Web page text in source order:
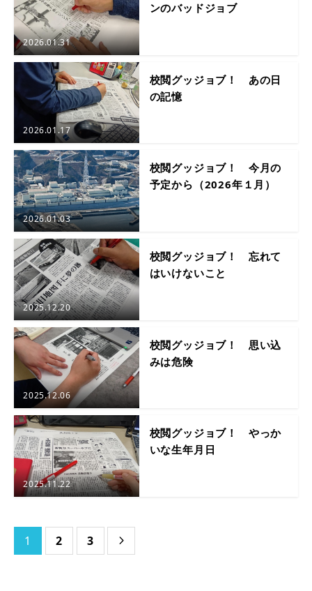
2026.01.31
ンのバッドジョブ
2026.01.17
校閲グッジョブ！ あの日
の記憶
2026.01.03
校閲グッジョブ！ 今月の
予定から（2026年１月）
2025.12.20
校閲グッジョブ！ 忘れて
はいけないこと
2025.12.06
校閲グッジョブ！ 思い込
みは危険
2025.11.22
校閲グッジョブ！ やっか
いな生年月日
1 2 3 